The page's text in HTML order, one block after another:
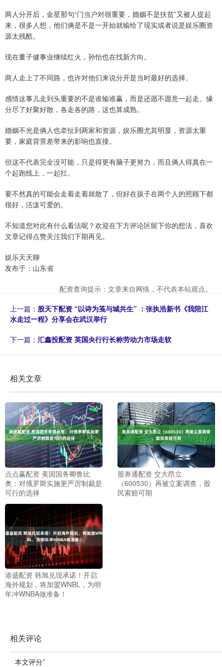
两人分开后，金星那句“门当户对很重要，婚姻不是扶贫”又被人提起
来，很多人想，他们俩是不是一开始就输给了现实或者说是娱乐圈资
源太残酷。
现在董子健事业继续红火，孙怡也在找新方向。
两人走上了不同路，也许对他们来说分开是当时最好的选择。
感情这事儿走到头重要的不是谁输谁赢，而是还愿不愿意一起走。缘
分尽了好聚好散，各走各的路，这也算成熟。
婚姻不光是俩人也牵扯到两家和资源，娱乐圈尤其明显，资源太重
要，家庭背景差带来的影响也直接。
但这不代表完全没可能，只是得更有脑子更努力，而且俩人得真在一
个起跑线上，一起扛。
要不然真的可能会走着走着就散了，但好在孩子在两个人的照顾下都
很好，活泼可爱的。
不知道您对此有什么看法呢？欢迎在下方评论区留下你的想法，喜欢
文章记得点赞关注我们下期再见。
娱乐天天聊
发布于：山东省
配资查询提示：文章来自网络，不代表本站观点。
上一篇： 股天下配资 “以诗为笺与城共生” ：张执浩新书《我陪江
水走过一程》分享会在武汉举行
下一篇： 汇鑫投配资 英国央行行长称劳动力市场走软
相关文章
点点赢配资 美国国务卿鲁比
奥：对俄罗斯实施更严厉制裁是
可行的选择
股券通配资 交大昂立
（600530）再被立案调查，股
民索赔可期
港盛配资 韩旭兑现承诺！开启
海外规划，将加盟WNBL，为明
年冲WNBA做准备！
相关评论
本文评分*